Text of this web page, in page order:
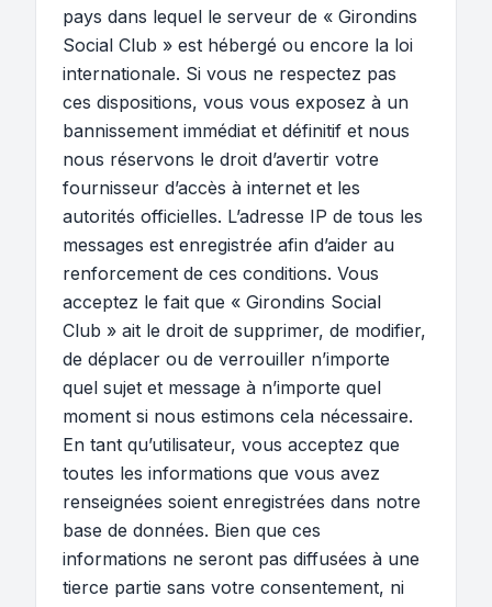
pays dans lequel le serveur de « Girondins
Social Club » est hébergé ou encore la loi
internationale. Si vous ne respectez pas
ces dispositions, vous vous exposez à un
bannissement immédiat et définitif et nous
nous réservons le droit d’avertir votre
fournisseur d’accès à internet et les
autorités officielles. L’adresse IP de tous les
messages est enregistrée afin d’aider au
renforcement de ces conditions. Vous
acceptez le fait que « Girondins Social
Club » ait le droit de supprimer, de modifier,
de déplacer ou de verrouiller n’importe
quel sujet et message à n’importe quel
moment si nous estimons cela nécessaire.
En tant qu’utilisateur, vous acceptez que
toutes les informations que vous avez
renseignées soient enregistrées dans notre
base de données. Bien que ces
informations ne seront pas diffusées à une
tierce partie sans votre consentement, ni